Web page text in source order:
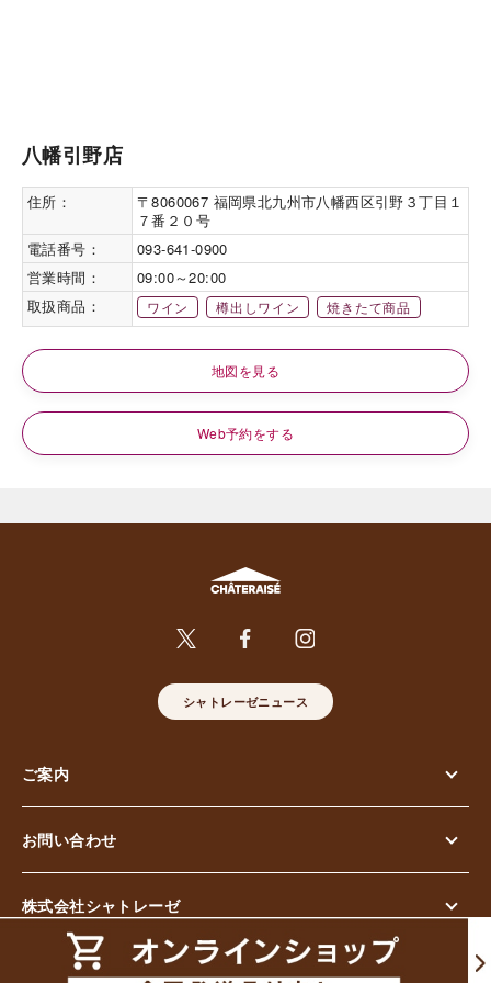
八幡引野店
住所：
〒8060067 福岡県北九州市八幡西区引野３丁目１
７番２０号
電話番号：
093-641-0900
営業時間：
09:00～20:00
取扱商品：
ワイン 樽出しワイン 焼きたて商品
地図を見る
Web予約をする
シャトレーゼニュース
ご案内
お問い合わせ
株式会社シャトレーゼ
© Chateraise Co.,Ltd. All Rights Reserved.